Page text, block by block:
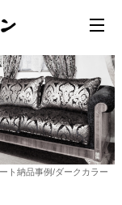
ト納品事例/ダークカラー